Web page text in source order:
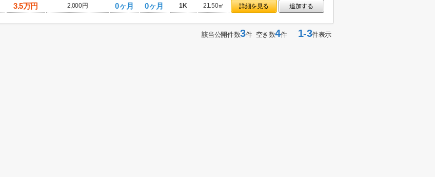
3.5万円 2,000円 0ヶ月 0ヶ月 1K 21.50㎡ 詳細を見る 追加する
該当公開件数3件 空き数4件1-3件表示